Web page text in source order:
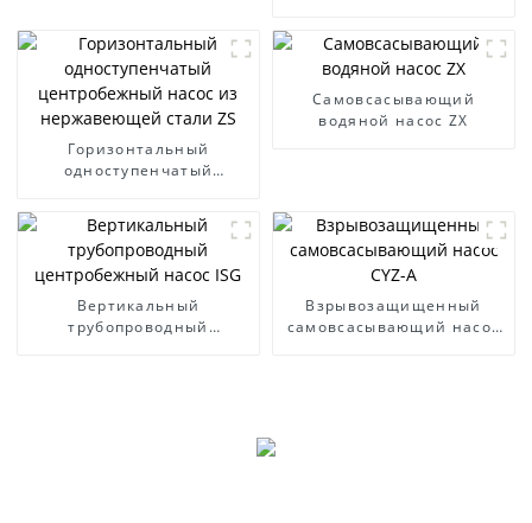
Горизонтальный
одноступенчатый
Самовсасывающий
водяной насос ZX
Вертикальный
трубопроводный
Взрывозащищенный
самовсасывающий насос